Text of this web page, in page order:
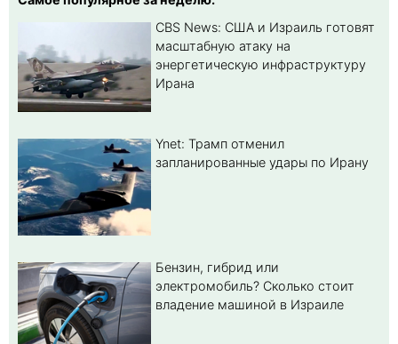
CBS News: США и Израиль готовят
масштабную атаку на
энергетическую инфраструктуру
Ирана
Ynet: Трамп отменил
запланированные удары по Ирану
Бензин, гибрид или
электромобиль? Cколько стоит
владение машиной в Израиле